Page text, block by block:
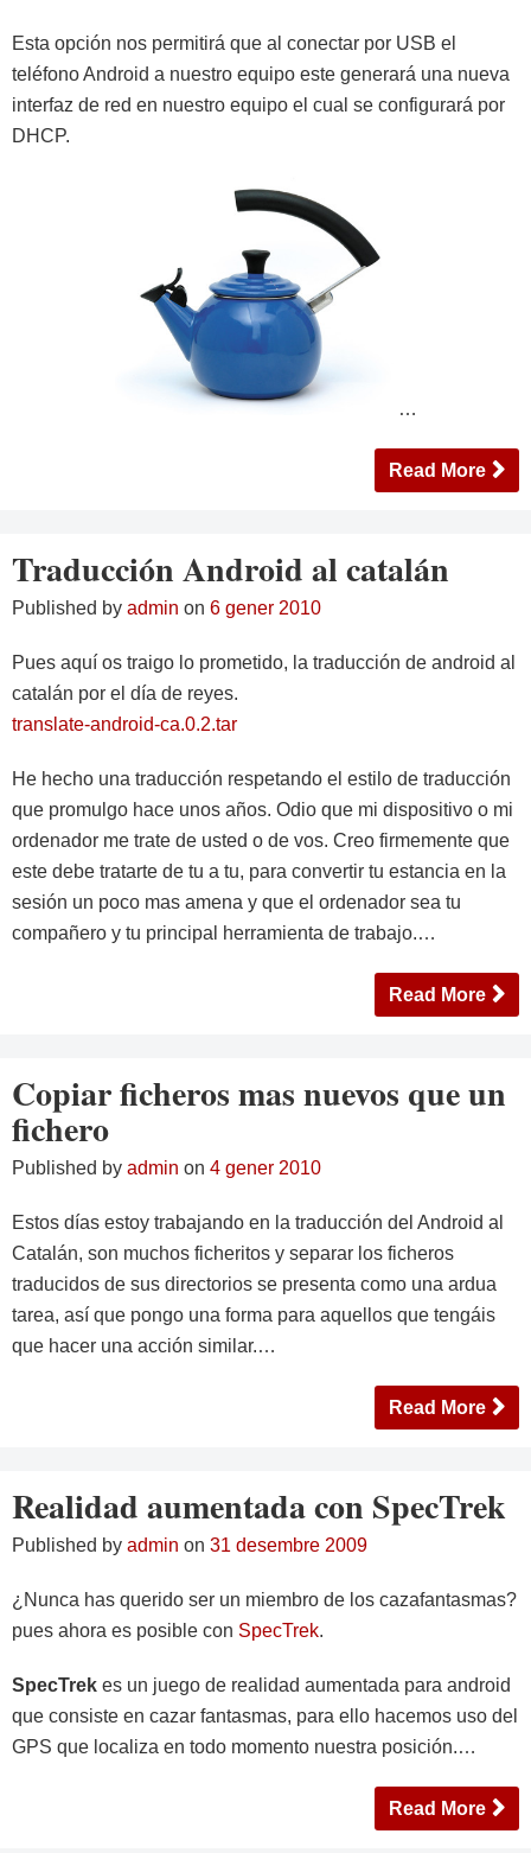
Esta opción nos permitirá que al conectar por USB el
teléfono Android a nuestro equipo este generará una nueva
interfaz de red en nuestro equipo el cual se configurará por
DHCP.
…
Read More
Traducción Android al catalán
Published by admin on 6 gener 2010
Pues aquí os traigo lo prometido, la traducción de android al
catalán por el día de reyes.
translate-android-ca.0.2.tar
He hecho una traducción respetando el estilo de traducción
que promulgo hace unos años. Odio que mi dispositivo o mi
ordenador me trate de usted o de vos. Creo firmemente que
este debe tratarte de tu a tu, para convertir tu estancia en la
sesión un poco mas amena y que el ordenador sea tu
compañero y tu principal herramienta de trabajo.…
Read More
Copiar ficheros mas nuevos que un
fichero
Published by admin on 4 gener 2010
Estos días estoy trabajando en la traducción del Android al
Catalán, son muchos ficheritos y separar los ficheros
traducidos de sus directorios se presenta como una ardua
tarea, así que pongo una forma para aquellos que tengáis
que hacer una acción similar.…
Read More
Realidad aumentada con SpecTrek
Published by admin on 31 desembre 2009
¿Nunca has querido ser un miembro de los cazafantasmas?
pues ahora es posible con SpecTrek.
SpecTrek es un juego de realidad aumentada para android
que consiste en cazar fantasmas, para ello hacemos uso del
GPS que localiza en todo momento nuestra posición.…
Read More